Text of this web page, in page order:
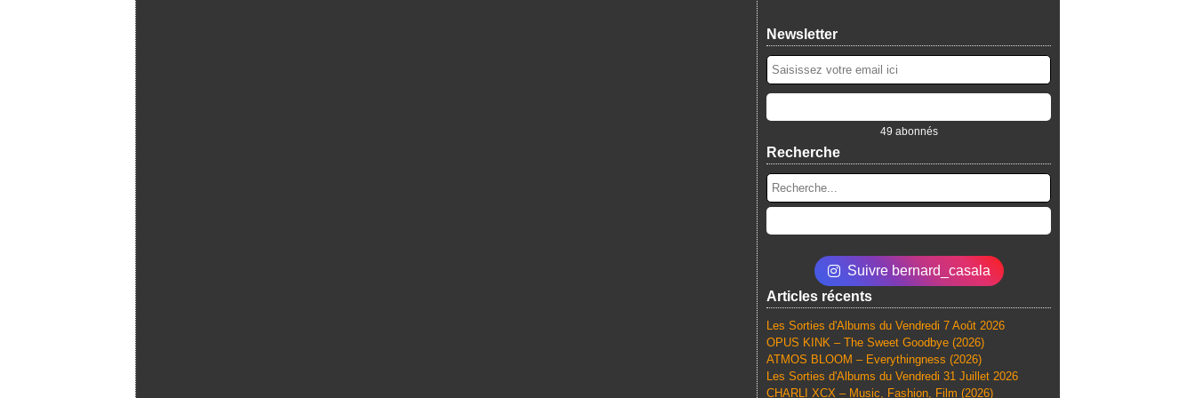
Newsletter
49 abonnés
Recherche
Suivre bernard_casala
Articles récents
Les Sorties d'Albums du Vendredi 7 Août 2026
OPUS KINK – The Sweet Goodbye (2026)
ATMOS BLOOM – Everythingness (2026)
Les Sorties d'Albums du Vendredi 31 Juillet 2026
CHARLI XCX – Music, Fashion, Film (2026)